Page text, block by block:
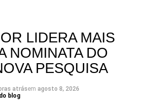
praticamente dobraram em
fortalecendo a capacidade
municipal.
apresentou forte expansão foi o das
que registraram crescimento
arrecadação quanto na previsão
LIDERA MAIS
NOMINATA DO
PESQUISA
atrásem agosto 8, 2026
blog